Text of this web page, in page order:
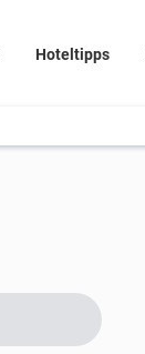
Hoteltipps